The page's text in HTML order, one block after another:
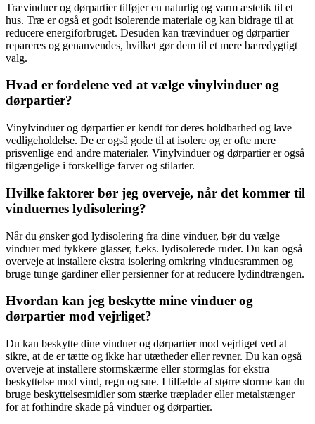
Trævinduer og dørpartier tilføjer en naturlig og varm æstetik til et
hus. Træ er også et godt isolerende materiale og kan bidrage til at
reducere energiforbruget. Desuden kan trævinduer og dørpartier
repareres og genanvendes, hvilket gør dem til et mere bæredygtigt
valg.
Hvad er fordelene ved at vælge vinylvinduer og
dørpartier?
Vinylvinduer og dørpartier er kendt for deres holdbarhed og lave
vedligeholdelse. De er også gode til at isolere og er ofte mere
prisvenlige end andre materialer. Vinylvinduer og dørpartier er også
tilgængelige i forskellige farver og stilarter.
Hvilke faktorer bør jeg overveje, når det kommer til
vinduernes lydisolering?
Når du ønsker god lydisolering fra dine vinduer, bør du vælge
vinduer med tykkere glasser, f.eks. lydisolerede ruder. Du kan også
overveje at installere ekstra isolering omkring vinduesrammen og
bruge tunge gardiner eller persienner for at reducere lydindtrængen.
Hvordan kan jeg beskytte mine vinduer og
dørpartier mod vejrliget?
Du kan beskytte dine vinduer og dørpartier mod vejrliget ved at
sikre, at de er tætte og ikke har utætheder eller revner. Du kan også
overveje at installere stormskærme eller stormglas for ekstra
beskyttelse mod vind, regn og sne. I tilfælde af større storme kan du
bruge beskyttelsesmidler som stærke træplader eller metalstænger
for at forhindre skade på vinduer og dørpartier.